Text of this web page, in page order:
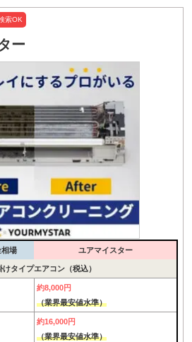
索OK
ー
相場 ユアマイスター
けタイプエアコン（税込）
約8,000円
（業界最安値水準）
約16,000円
（業界最安値水準）